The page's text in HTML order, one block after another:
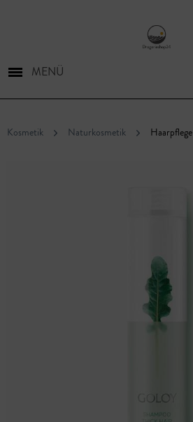
MENÜ
Kosmetik Naturkosmetik Haarpflege